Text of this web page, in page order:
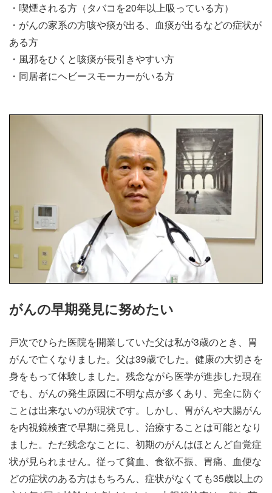
・喫煙される方（タバコを20年以上吸っている方）
・がんの家系の方咳や痰が出る、血痰が出るなどの症状が
ある方
・風邪をひくと咳痰が長引きやすい方
・同居者にヘビースモーカーがいる方
がんの早期発見に努めたい
戸次でひらた医院を開業していた父は私が3歳のとき、胃
がんで亡くなりました。父は39歳でした。健康の大切さを
身をもって体験しました。残念ながら医学が進歩した現在
でも、がんの発生原因に不明な点が多くあり、完全に防ぐ
ことは出来ないのが現状です。しかし、胃がんや大腸がん
を内視鏡検査で早期に発見し、治療することは可能となり
ました。ただ残念なことに、初期のがんはほとんど自覚症
状が見られません。従って貧血、食欲不振、胃痛、血便な
どの症状のある方はもちろん、症状がなくても35歳以上の